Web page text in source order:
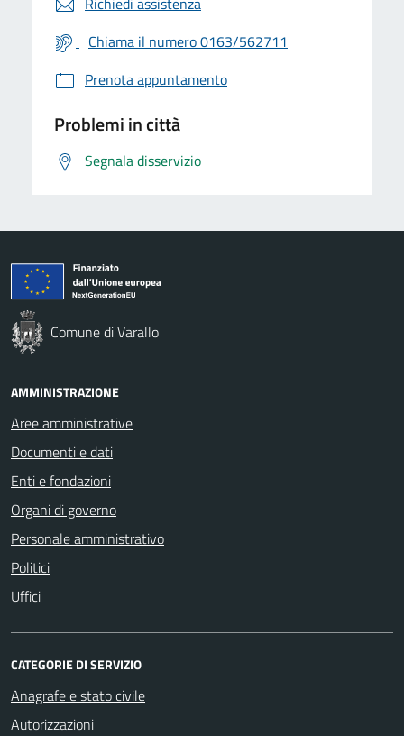
Chiama il numero 0163/562711
Prenota appuntamento
Problemi in città
Segnala disservizio
Comune di Varallo
AMMINISTRAZIONE
Aree amministrative
Documenti e dati
Enti e fondazioni
Organi di governo
Personale amministrativo
Politici
Uffici
CATEGORIE DI SERVIZIO
Anagrafe e stato civile
Autorizzazioni